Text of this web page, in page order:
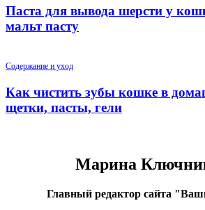
Паста для вывода шерсти у
мальт пасту
Содержание и уход
Как чистить зубы кошке в
щетки, пасты, гели
Марина
Главный редактор сайта